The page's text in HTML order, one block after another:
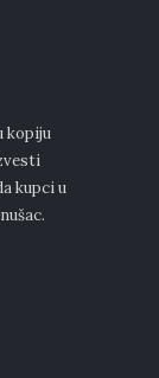
kopiju
kupci u